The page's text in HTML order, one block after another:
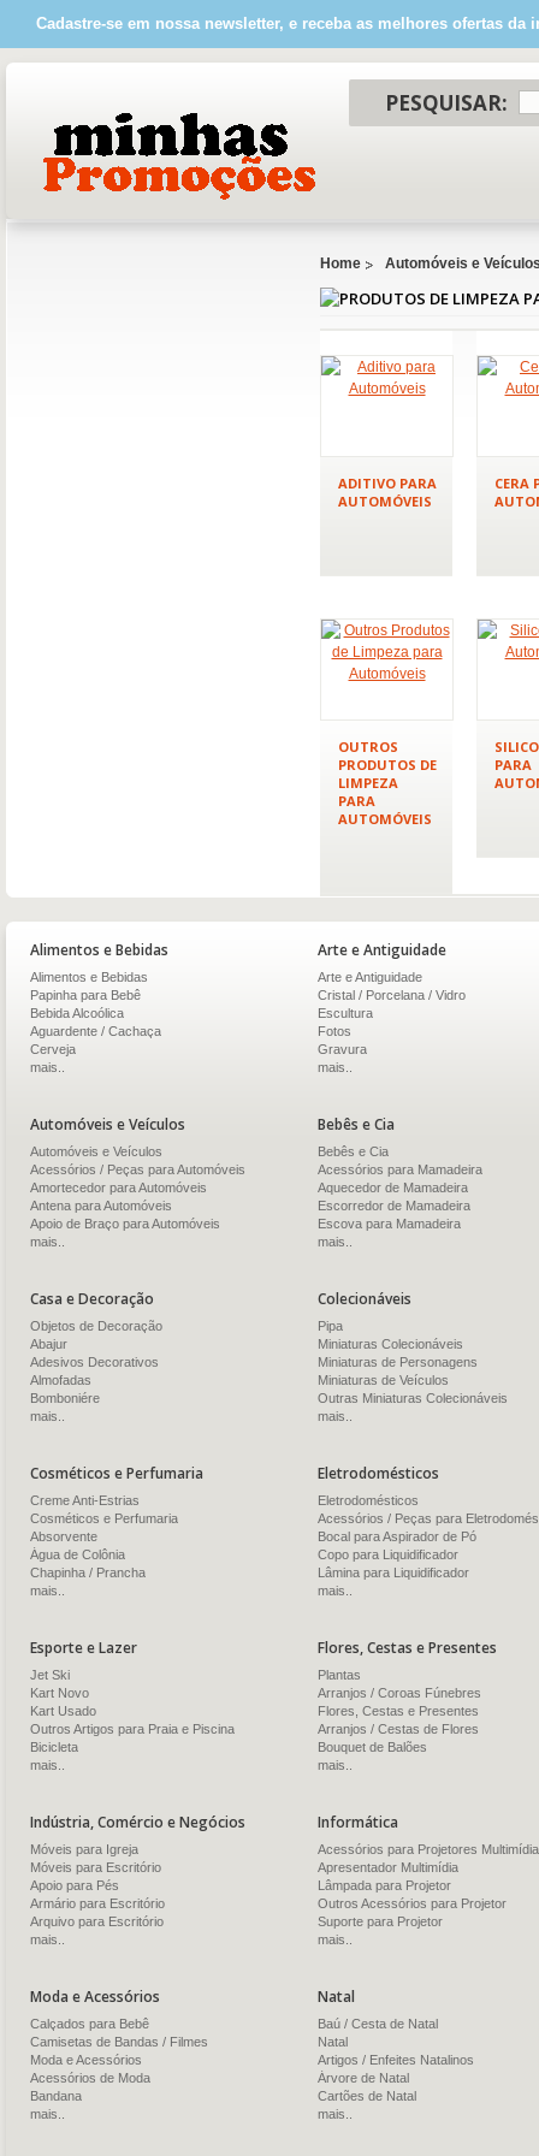
Cadastre-se em nossa newsletter, e receba as melhores ofertas da
PESQUISAR:
Home Automóveis e
ADITIVO PARA
AUTOMÓVEIS
CERA
OUTROS
PRODUTOS DE
LIMPEZA
PARA
AUTOMÓVEIS
PARA
Alimentos e Bebidas
Alimentos e Bebidas
Papinha para Bebê
Bebida Alcoólica
Aguardente / Cachaça
Cerveja
mais..
Arte e Antiguidade
Arte e Antiguidade
Cristal / Porcelana / Vidro
Escultura
Fotos
Gravura
mais..
Automóveis e Veículos
Automóveis e Veículos
Acessórios / Peças para Automóveis
Amortecedor para Automóveis
Antena para Automóveis
Apoio de Braço para Automóveis
mais..
Bebês e Cia
Bebês e Cia
Acessórios para Mamadeira
Aquecedor de Mamadeira
Escorredor de Mamadeira
Escova para Mamadeira
mais..
Casa e Decoração
Objetos de Decoração
Abajur
Adesivos Decorativos
Almofadas
Bomboniére
mais..
Colecionáveis
Pipa
Miniaturas Colecionáveis
Miniaturas de Personagens
Miniaturas de Veículos
Outras Miniaturas Colecionáveis
mais..
Cosméticos e Perfumaria
Creme Anti-Estrias
Cosméticos e Perfumaria
Absorvente
Água de Colônia
Chapinha / Prancha
mais..
Eletrodomésticos
Eletrodomésticos
Acessórios / Peças para
Bocal para Aspirador de Pó
Copo para Liquidificador
Lâmina para Liquidificador
mais..
Esporte e Lazer
Jet Ski
Kart Novo
Kart Usado
Outros Artigos para Praia e Piscina
Bicicleta
mais..
Flores, Cestas e Presentes
Plantas
Arranjos / Coroas Fúnebres
Flores, Cestas e Presentes
Arranjos / Cestas de Flores
Bouquet de Balões
mais..
Indústria, Comércio e Negócios
Móveis para Igreja
Móveis para Escritório
Apoio para Pés
Armário para Escritório
Arquivo para Escritório
mais..
Informática
Acessórios para Projetores Multimídia
Apresentador Multimídia
Lâmpada para Projetor
Outros Acessórios para Projetor
Suporte para Projetor
mais..
Moda e Acessórios
Calçados para Bebê
Camisetas de Bandas / Filmes
Moda e Acessórios
Acessórios de Moda
Bandana
mais..
Natal
Baú / Cesta de Natal
Natal
Artigos / Enfeites Natalinos
Árvore de Natal
Cartões de Natal
mais..